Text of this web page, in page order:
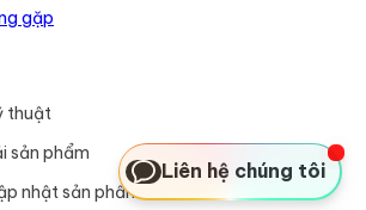
gặp
thuật
sản phẩm
nhật sản phẩm
Liên hệ chúng tôi